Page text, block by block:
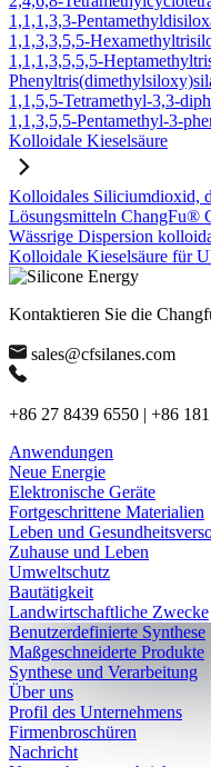
1,1,1,3,3-
1,1,3,3,5,5-
1,1,1,3,5,5,5-
1,1,5,5-Tetramethyl-3,3-
1,1,3,5,5-Pentamethyl-3-
Kolloidale Kieselsäure
Kolloidales Siliciumdioxid,
Lösungsmitteln ChangFu®
Wässrige Dispersion
Kolloidale Kieselsäure für
Kontaktieren Sie die
sales@cfsilanes.com
+86 27 8439 6550 | +86
Anwendungen
Neue Energie
Elektronische Geräte
Fortgeschrittene Materialien
Leben und
Zuhause und Leben
Umweltschutz
Bautätigkeit
Landwirtschaftliche Zwecke
Benutzerdefinierte Synthese
Maßgeschneiderte Produkte
Synthese und Verarbeitung
Über uns
Profil des Unternehmens
Firmenbroschüren
Nachricht